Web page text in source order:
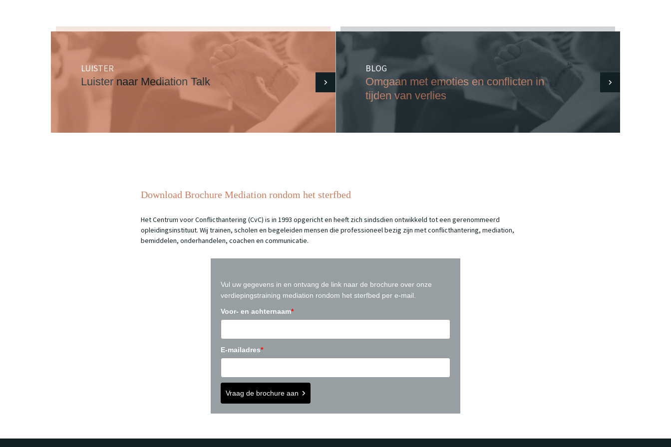
Gastspreker uitvaartbranche
Wat als iemand halverwege de mediation overlijdt? Wat doe je met de achterblijvers?
Wat als het niet af is of geen verzoening mogelijk blijkt?
Schuld en boete
Rol van kleinkinderen
LUISTER
Luister naar Mediation Talk
BLOG
Omgaan met emoties en conflicten in
tijden van verlies
Download Brochure Mediation rondom het sterfbed
Het Centrum voor Conflicthantering (CvC) is in 1993 opgericht en heeft zich sindsdien ontwikkeld tot een gerenommeerd
opleidingsinstituut. Wij trainen, scholen en begeleiden mensen die professioneel bezig zijn met conflicthantering, mediation,
bemiddelen, onderhandelen, coachen en communicatie.
Vul uw gegevens in en ontvang de link naar de brochure over onze
verdiepingstraining mediation rondom het sterfbed per e-mail.
Voor- en achternaam*
E-mailadres*
Vraag de brochure aan